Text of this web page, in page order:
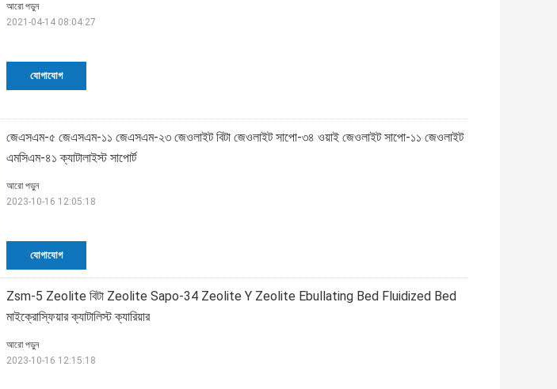
যোগাযোগ
আরো পড়ুন
2021-04-14 08:04:27
জেএসএম-৫ জেএসএম-১১ জেএসএম-২৩ জেওলাইট বিটা জেওলাইট সাপো-৩৪ ওয়াই জেওলাইট সাপো-১১ জেওলাইট
এমসিএম-৪১ ক্যাটালাইস্ট সাপোর্ট
যোগাযোগ
আরো পড়ুন
2023-10-16 12:05:18
Zsm-5 Zeolite বিটা Zeolite Sapo-34 Zeolite Y Zeolite Ebullating Bed Fluidized Bed
মাইক্রোস্ফিয়ার ক্যাটালিস্ট ক্যারিয়ার
আরো পড়ুন
2023-10-16 12:15:18